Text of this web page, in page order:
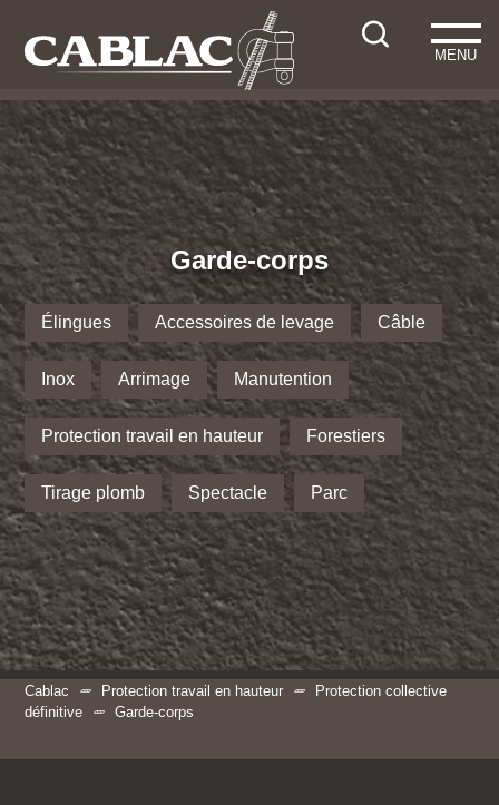
MENU
Garde-corps
Élingues Accessoires de levage Câble
Inox Arrimage Manutention
Protection travail en hauteur Forestiers
Tirage plomb Spectacle Parc
Cablac Protection travail en hauteur
Protection collective
définitive
Garde-corps